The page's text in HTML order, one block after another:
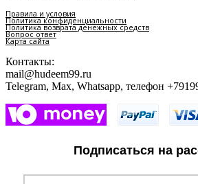
Правила и условия
Политика конфиденциальности
Политика возврата денежных средств
Вопрос ответ
Карта сайта
Контакты:
mail@hudeem99.ru
Telegram, Max, Whatsapp, телефон
Подписаться на